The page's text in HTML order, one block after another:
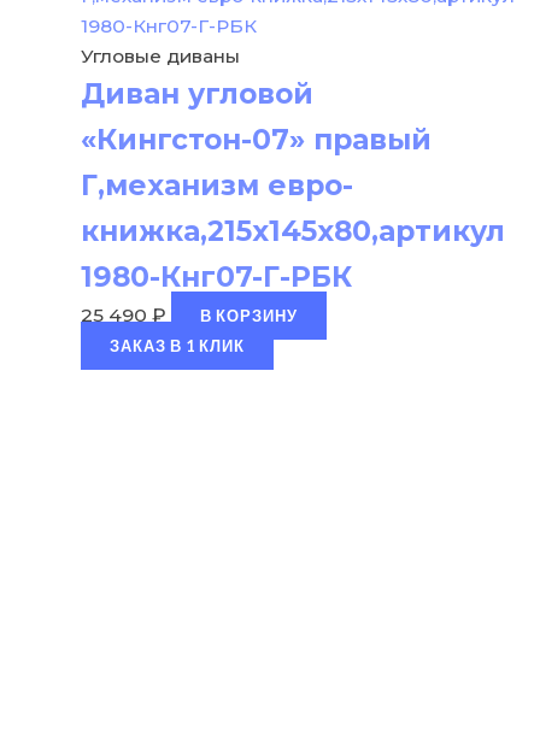
Угловые диваны
Диван угловой
«Кингстон-07» правый
Г,механизм евро-
книжка,215х145х80,артикул
1980-Кнг07-Г-РБК
25 490 ₽
В КОРЗИНУ
ЗАКАЗ В 1 КЛИК